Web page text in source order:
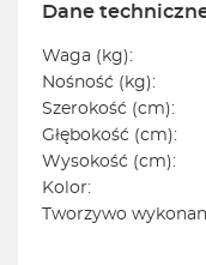
Dane
Waga (kg):
Nośność (kg):
Szerokość (cm):
Głębokość (cm):
Wysokość (cm):
Kolor:
Tworzywo